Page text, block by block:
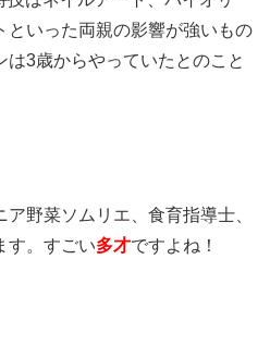
といった両親の影響が強いもの
は3歳からやっていたとのこと
野菜ソムリエ、食育指導士、
す。すごい多才ですよね！